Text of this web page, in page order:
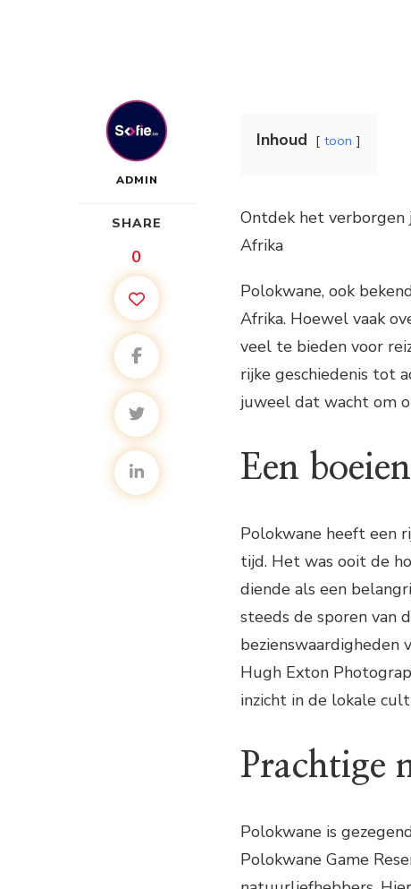
ADMIN
SHARE
0
Inhoud toon
Ontdek het verborgen
Afrika
Polokwane, ook
Afrika. Hoewel vaak
veel te bieden voor
rijke geschiedenis tot
juweel dat wacht om
Een
Polokwane heeft een
tijd. Het was ooit de
diende als een
steeds de sporen van
bezienswaardigheden
Hugh Exton
inzicht in de lokale
Prachtige
Polokwane is
Polokwane Game